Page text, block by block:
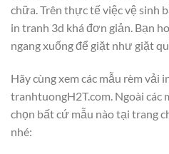
chữa. Trên thực tế việc vệ sinh
in tranh 3d khá đơn giản. Bạn
ngang xuống để giặt như giặt
Hãy cùng xem các mẫu rèm vải
tranhtuongH2T.com. Ngoài các
chọn bất cứ mẫu nào tại trang
nhé: